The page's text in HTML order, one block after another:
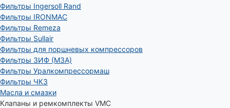
Фильтры Ingersoll Rand
Фильтры IRONMAC
Фильтры Remeza
Фильтры Sullair
Фильтры для поршневых компрессоров
Фильтры ЗИФ (МЗА)
Фильтры Уралкомпрессормаш
Фильтры ЧКЗ
Масла и смазки
Клапаны и ремкомплекты VMC